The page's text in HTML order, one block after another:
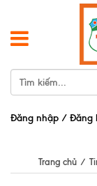
Đăng nhập / Đăng
Trang chủ /